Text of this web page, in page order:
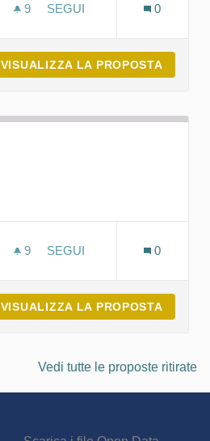
9 9 SOSTENITORI
SEGUI
0
VISUALIZZA LA PROPOSTA
9 9 SOSTENITORI
SEGUI
0
VISUALIZZA LA PROPOSTA
Vedi tutte le proposte ritirate